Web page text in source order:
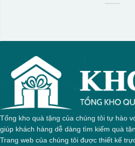
Tổng kho quà tặng của chúng tôi tự hào
giúp khách hàng dễ dàng tìm kiếm quà
Trang web của chúng tôi được thiết kế